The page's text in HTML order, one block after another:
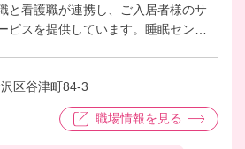
と看護職が連携し、ご入居者様のサ
ビスを提供しています。睡眠センサ
るようにスタッフみんなで連携して
区谷津町84-3
職場情報を見る